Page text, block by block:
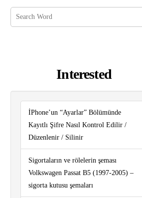
Interested
İPhone’un “Ayarlar” Bölümünde
Kayıtlı Şifre Nasıl Kontrol Edilir /
Düzenlenir / Silinir
Sigortaların ve rölelerin şeması
Volkswagen Passat B5 (1997-2005) –
sigorta kutusu şemaları